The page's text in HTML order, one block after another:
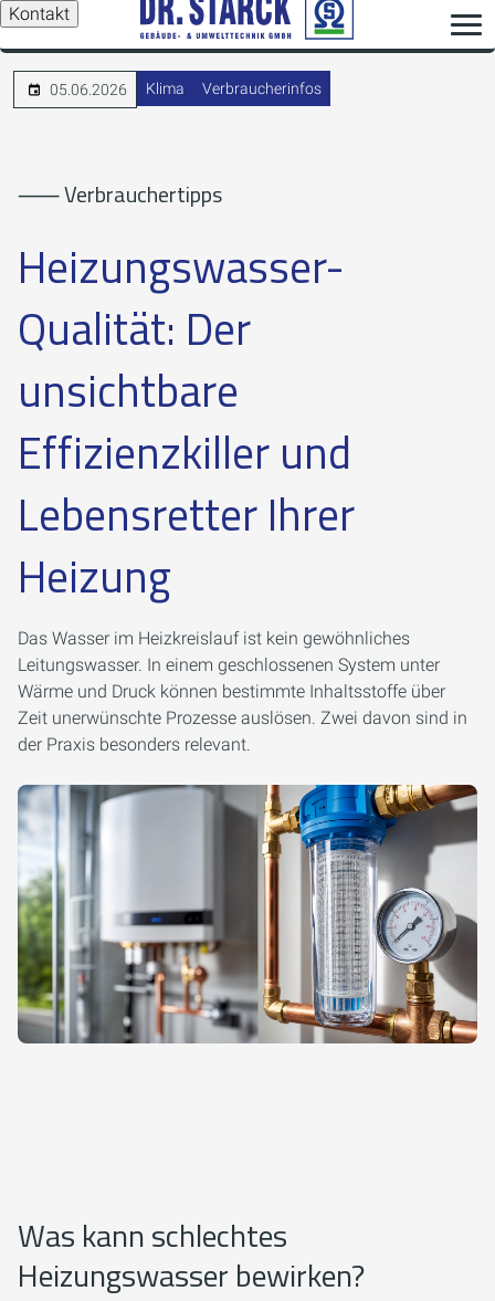
Kontakt
05.06.2026 Klima Verbraucherinfos
⸺ Verbrauchertipps
Heizungswasser-
Qualität: Der
unsichtbare
Effizienzkiller und
Lebensretter Ihrer
Heizung
Das Wasser im Heizkreislauf ist kein gewöhnliches
Leitungswasser. In einem geschlossenen System unter
Wärme und Druck können bestimmte Inhaltsstoffe über
Zeit unerwünschte Prozesse auslösen. Zwei davon sind in
der Praxis besonders relevant.
Was kann schlechtes
Heizungswasser bewirken?